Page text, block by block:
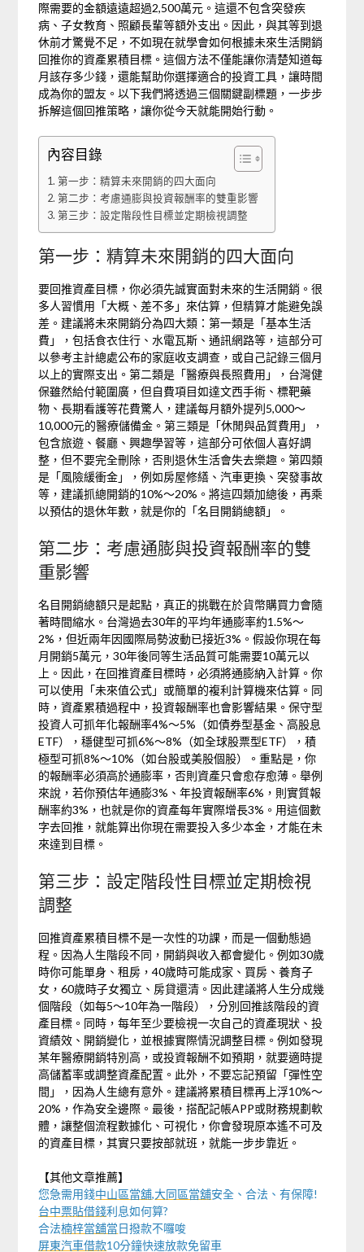
際需要的金額遠遠超過2,500萬元。這還不包含突發疾
病、子女教育、照顧長輩等額外支出。因此，與其等到退
休前才驚覺不足，不如現在就學會如何根據未來生活開銷
回推你的資產累積目標。這個方法不僅能讓你清楚知道每
月該存多少錢，還能幫助你選擇適合的投資工具，讓時間
成為你的盟友。以下我們將透過三個關鍵副標題，一步步
拆解這個回推策略，讓你從今天就能開始行動。
內容目錄
第一步：精算未來開銷的四大面向
第二步：考慮通膨與投資報酬率的雙重影響
第三步：設定階段性目標並定期檢視調整
第一步：精算未來開銷的四大面向
要回推資產目標，你必須先誠實面對未來的生活開銷。很
多人習慣用「大概、差不多」來估算，但精算才能避免誤
差。建議將未來開銷分為四大類：第一類是「基本生活
費」，包括食衣住行、水電瓦斯、通訊網路等，這部分可
以參考主計總處公布的家庭收支調查，或自己記錄三個月
以上的實際支出。第二類是「醫療與長照費用」，台灣健
保雖然給付範圍廣，但自費項目如達文西手術、標靶藥
物、長期看護等花費驚人，建議每月額外提列5,000～
10,000元的醫療儲備金。第三類是「休閒與品質費用」，
包含旅遊、餐廳、興趣學習等，這部分可依個人喜好調
整，但不要完全刪除，否則退休生活會失去樂趣。第四類
是「風險緩衝金」，例如房屋修繕、汽車更換、突發事故
等，建議抓總開銷的10%～20%。將這四類加總後，再乘
以預估的退休年數，就是你的「名目開銷總額」。
第二步：考慮通膨與投資報酬率的雙
重影響
名目開銷總額只是起點，真正的挑戰在於貨幣購買力會隨
著時間縮水。台灣過去30年的平均年通膨率約1.5%～
2%，但近兩年因國際局勢波動已接近3%。假設你現在每
月開銷5萬元，30年後同等生活品質可能需要10萬元以
上。因此，在回推資產目標時，必須將通膨納入計算。你
可以使用「未來值公式」或簡單的複利計算機來估算。同
時，資產累積過程中，投資報酬率也會影響結果。保守型
投資人可抓年化報酬率4%～5%（如債券型基金、高股息
ETF），穩健型可抓6%～8%（如全球股票型ETF），積
極型可抓8%～10%（如台股或美股個股）。重點是，你
的報酬率必須高於通膨率，否則資產只會愈存愈薄。舉例
來說，若你預估年通膨3%、年投資報酬率6%，則實質報
酬率約3%，也就是你的資產每年實際增長3%。用這個數
字去回推，就能算出你現在需要投入多少本金，才能在未
來達到目標。
第三步：設定階段性目標並定期檢視
調整
回推資產累積目標不是一次性的功課，而是一個動態過
程。因為人生階段不同，開銷與收入都會變化。例如30歲
時你可能單身、租房，40歲時可能成家、買房、養育子
女，60歲時子女獨立、房貸還清。因此建議將人生分成幾
個階段（如每5～10年為一階段），分別回推該階段的資
產目標。同時，每年至少要檢視一次自己的資產現狀、投
資績效、開銷變化，並根據實際情況調整目標。例如發現
某年醫療開銷特別高，或投資報酬不如預期，就要適時提
高儲蓄率或調整資產配置。此外，不要忘記預留「彈性空
間」，因為人生總有意外。建議將累積目標再上浮10%～
20%，作為安全邊際。最後，搭配記帳APP或財務規劃軟
體，讓整個流程數據化、可視化，你會發現原本遙不可及
的資產目標，其實只要按部就班，就能一步步靠近。
【其他文章推薦】
您急需用錢中山區當舖,大同區當舖安全、合法、有保障!
台中票貼借錢利息如何算?
合法楠梓當舖當日撥款不囉唆
屏東汽車借款10分鐘快速放款免留車